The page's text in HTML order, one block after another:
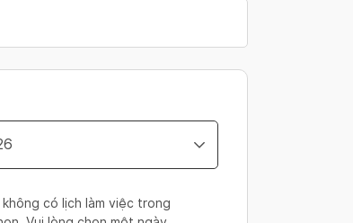
không có lịch làm việc trong